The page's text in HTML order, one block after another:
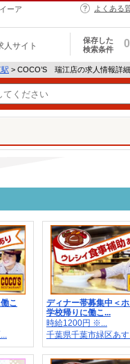
ーア
よくある
人サイト
保存した
検索条件
0
> COCO’S 瑞江店の求人情報詳細
こ
ディナー帯募集中＜
学校帰りに働こ...
時給1200円 ※...
千葉県千葉市緑区あ